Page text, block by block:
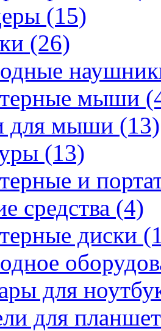
(15)
(26)
мыши
для мыши (13)
(13)
и
средства (4)
диски
для
для